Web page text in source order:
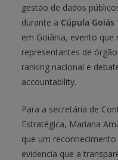
gestão de dados
durante a Cúpula
em Goiânia, evento
representantes de
ranking nacional e
accountability.
Para a secretária de
Estratégica, Mariana
que um
evidencia que a